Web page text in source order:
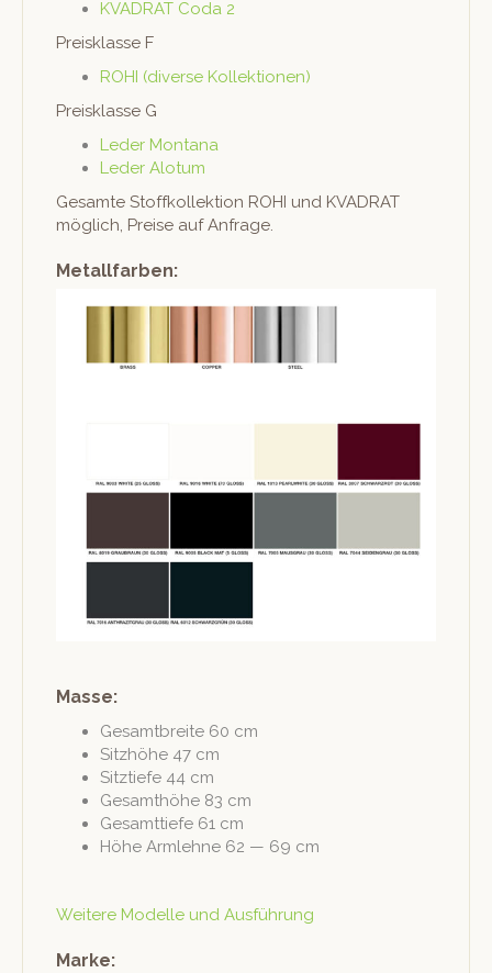
KVADRAT Coda 2
Preisklasse F
ROHI (diverse Kollektionen)
Preisklasse G
Led­er Montana
Led­er Alotum
Gesamte Stof­fkollek­tion ROHI und KVADRAT
möglich, Preise auf Anfrage.
Metallfarben:
Masse:
Gesamt­bre­ite 60 cm
Sitzhöhe 47 cm
Sitztiefe 44 cm
Gesamthöhe 83 cm
Gesamt­tiefe 61 cm
Höhe Arm­lehne 62 — 69 cm
Weit­ere Mod­elle und Ausführung
Marke: